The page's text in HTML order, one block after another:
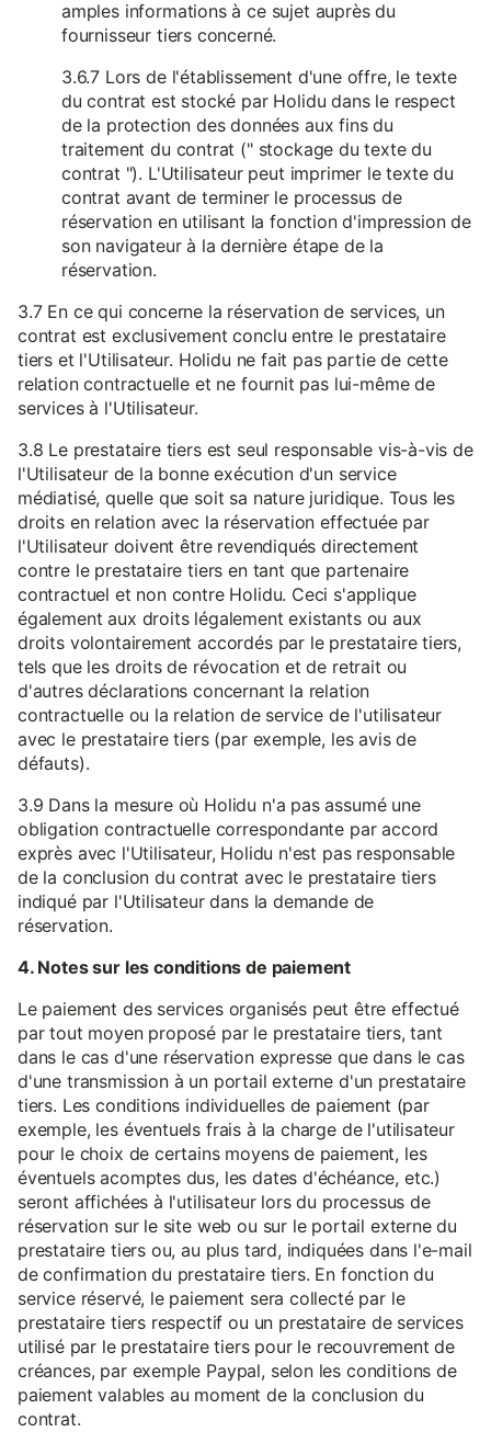
amples informations à ce sujet auprès du
fournisseur tiers concerné.
3.6.7 Lors de l'établissement d'une offre, le texte
du contrat est stocké par Holidu dans le respect
de la protection des données aux fins du
traitement du contrat (" stockage du texte du
contrat "). L'Utilisateur peut imprimer le texte du
contrat avant de terminer le processus de
réservation en utilisant la fonction d'impression de
son navigateur à la dernière étape de la
réservation.
3.7 En ce qui concerne la réservation de services, un
contrat est exclusivement conclu entre le prestataire
tiers et l'Utilisateur. Holidu ne fait pas partie de cette
relation contractuelle et ne fournit pas lui-même de
services à l'Utilisateur.
3.8 Le prestataire tiers est seul responsable vis-à-vis de
l'Utilisateur de la bonne exécution d'un service
médiatisé, quelle que soit sa nature juridique. Tous les
droits en relation avec la réservation effectuée par
l'Utilisateur doivent être revendiqués directement
contre le prestataire tiers en tant que partenaire
contractuel et non contre Holidu. Ceci s'applique
également aux droits légalement existants ou aux
droits volontairement accordés par le prestataire tiers,
tels que les droits de révocation et de retrait ou
d'autres déclarations concernant la relation
contractuelle ou la relation de service de l'utilisateur
avec le prestataire tiers (par exemple, les avis de
défauts).
3.9 Dans la mesure où Holidu n'a pas assumé une
obligation contractuelle correspondante par accord
exprès avec l'Utilisateur, Holidu n'est pas responsable
de la conclusion du contrat avec le prestataire tiers
indiqué par l'Utilisateur dans la demande de
réservation.
4. Notes sur les conditions de paiement
Le paiement des services organisés peut être effectué
par tout moyen proposé par le prestataire tiers, tant
dans le cas d'une réservation expresse que dans le cas
d'une transmission à un portail externe d'un prestataire
tiers. Les conditions individuelles de paiement (par
exemple, les éventuels frais à la charge de l'utilisateur
pour le choix de certains moyens de paiement, les
éventuels acomptes dus, les dates d'échéance, etc.)
seront affichées à l'utilisateur lors du processus de
réservation sur le site web ou sur le portail externe du
prestataire tiers ou, au plus tard, indiquées dans l'e-mail
de confirmation du prestataire tiers. En fonction du
service réservé, le paiement sera collecté par le
prestataire tiers respectif ou un prestataire de services
utilisé par le prestataire tiers pour le recouvrement de
créances, par exemple Paypal, selon les conditions de
paiement valables au moment de la conclusion du
contrat.